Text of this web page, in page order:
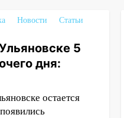
Новости
Статьи
5
дня:
остается